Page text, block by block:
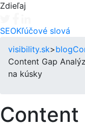
Zdieľaj
SEOKľúčové slová
visibility.sk>blog
Content Gap
na kúsky
Content